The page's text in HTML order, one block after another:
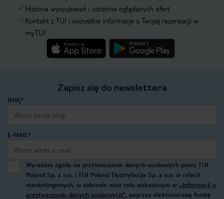
Historia wyszukiwań i ostatnio oglądanych ofert
Kontakt z TUI i wszystkie informacje o Twojej rezerwacji w
myTUI
Zapisz się do newslettera
IMIĘ*
E-MAIL*
Wyrażam zgodę na przetwarzanie danych osobowych przez TUI
Poland Sp. z o.o. i TUI Poland Dystrybucja Sp. z o.o. w celach
marketingowych, w zakresie oraz celu wskazanym w „Informacji o
przetwarzaniu danych osobowych”, poprzez elektroniczną formę